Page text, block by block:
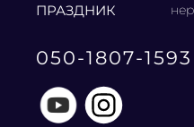
ПРАЗДНИК
050-1807-1593